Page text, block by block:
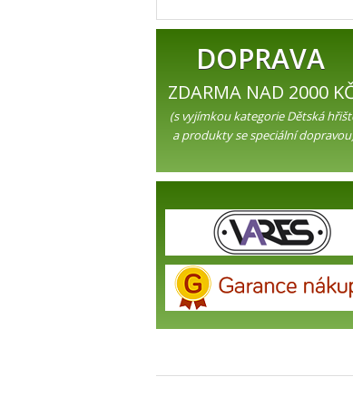
DOPRAVA
ZDARMA NAD 2000
(s vyjímkou kategorie Dětská
a produkty se speciální